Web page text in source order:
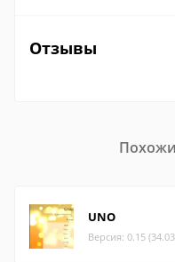
Отзывы
UNO
Версия: 0.15